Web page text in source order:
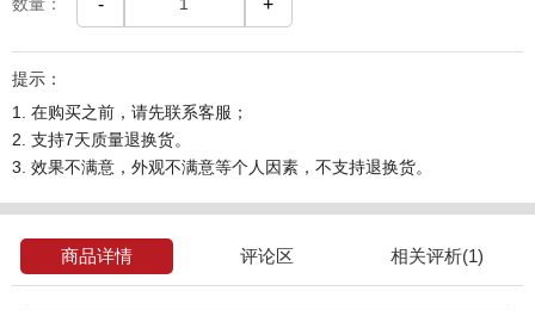
数量： - +
提示：
1. 在购买之前，请先联系客服；
2. 支持7天质量退换货。
3. 效果不满意，外观不满意等个人因素，不支持退换货。
商品详情 评论区 相关评析(1)